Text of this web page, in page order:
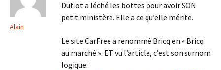
Alain
Duflot a léché les bottes pour avoir SON
petit ministère. Elle a ce qu’elle mérite.
Le site CarFree a renommé Bricq en « Bricq
au marché ». ET vu l’article, c’est son surnom
logique: